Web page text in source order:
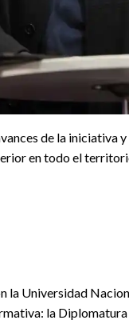
de la iniciativa
en todo el
la Universidad
la